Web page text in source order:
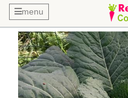
menu